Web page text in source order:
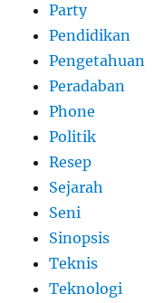
Party
Pendidikan
Pengetahuan
Peradaban
Phone
Politik
Resep
Sejarah
Seni
Sinopsis
Teknis
Teknologi